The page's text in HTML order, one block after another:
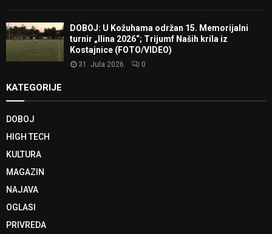
DOBOJ: U Kožuhama održan 15. Memorijalni
turnir „Ilina 2026“; Trijumf Naših krila iz
Kostajnice (FOTO/VIDEO)
31. Jula 2026. 0
KATEGORIJE
DOBOJ
HIGH TECH
KULTURA
MAGAZIN
NAJAVA
OGLASI
PRIVREDA